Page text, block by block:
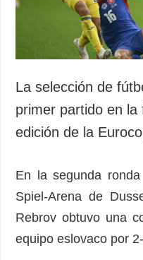
Deportes
Desastres y
ADICIONAL
Podcasts
Entrevistas
Fotos
Video
Releases
La selección de
primer partido en la
edición de la
En la segunda
Spiel-Arena de
Rebrov obtuvo una
equipo eslovaco por